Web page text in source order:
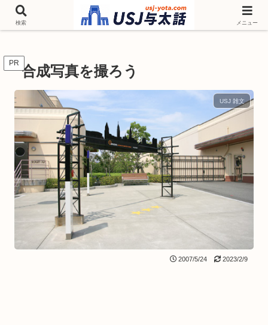
チケットやシーズンイベント ニンテンドーワールド アトラクションなどユニ
バを歩いて情報収集しています
PR 合成写真を撮ろう
USJ 雑文
2007/5/24 2023/2/9
検索 メニュー